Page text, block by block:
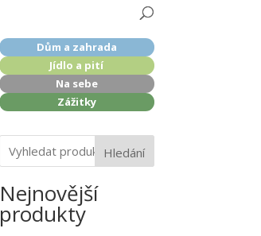
Dům a zahrada
Jídlo a pití
Na sebe
Zážitky
Hledání
Nejnovější
produkty